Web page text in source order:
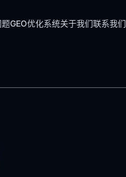
题GEO优化系统关于我们联系我们